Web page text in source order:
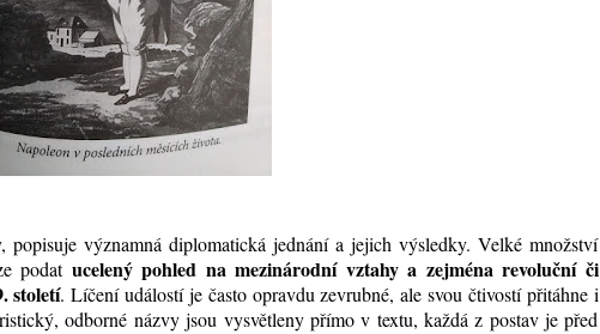
popisuje významná diplomatická jednání a jejich výsledky. Velké množství
podat ucelený pohled na mezinárodní vztahy a zejména revoluční či
století. Líčení událostí je často opravdu zevrubné, ale svou čtivostí přitáhne i
odborné názvy jsou vysvětleny přímo v textu, každá z postav je před